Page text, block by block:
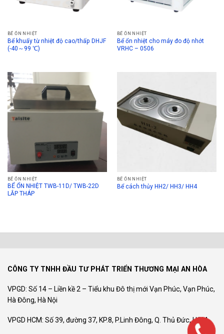
BỂ ỔN NHIỆT
Bể khuấy từ nhiệt độ cao/thấp DHJF
(-40～99 ℃)
BỂ ỔN NHIỆT
Bể ổn nhiệt cho máy đo độ nhớt
VRHC – 0506
BỂ ỔN NHIỆT
BỂ ỔN NHIỆT TWB-11D/ TWB-22D
LẮP THÁP
BỂ ỔN NHIỆT
Bể cách thủy HH2/ HH3/ HH4
CÔNG TY TNHH ĐẦU TƯ PHÁT TRIỂN THƯƠNG MẠI AN HÒA
VPGD: Số 14 – Liền kề 2 – Tiểu khu Đô thị mới Vạn Phúc, Vạn Phúc,
Hà Đông, Hà Nội
VPGD HCM: Số 39, đường 37, KP.8, P.Linh Đông, Q. Thủ Đức, HCM